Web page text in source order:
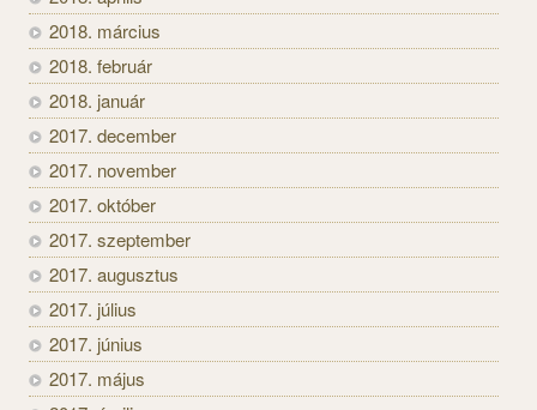
2018. március
2018. február
2018. január
2017. december
2017. november
2017. október
2017. szeptember
2017. augusztus
2017. július
2017. június
2017. május